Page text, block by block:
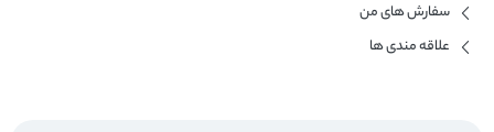
سفارش های من
علاقه مندی ها